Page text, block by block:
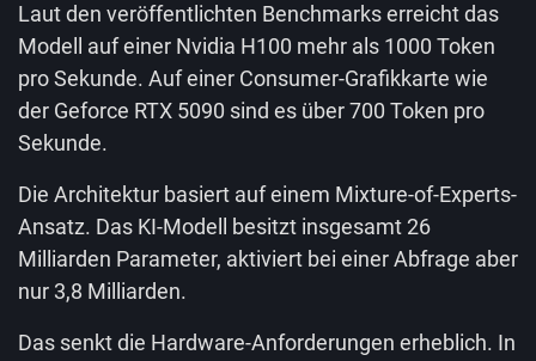
Laut den veröffentlichten Benchmarks erreicht das
Modell auf einer Nvidia H100 mehr als 1000 Token
pro Sekunde. Auf einer Consumer-Grafikkarte wie
der Geforce RTX 5090 sind es über 700 Token pro
Sekunde.
Die Architektur basiert auf einem Mixture-of-Experts-
Ansatz. Das KI-Modell besitzt insgesamt 26
Milliarden Parameter, aktiviert bei einer Abfrage aber
nur 3,8 Milliarden.
Das senkt die Hardware-Anforderungen erheblich. In